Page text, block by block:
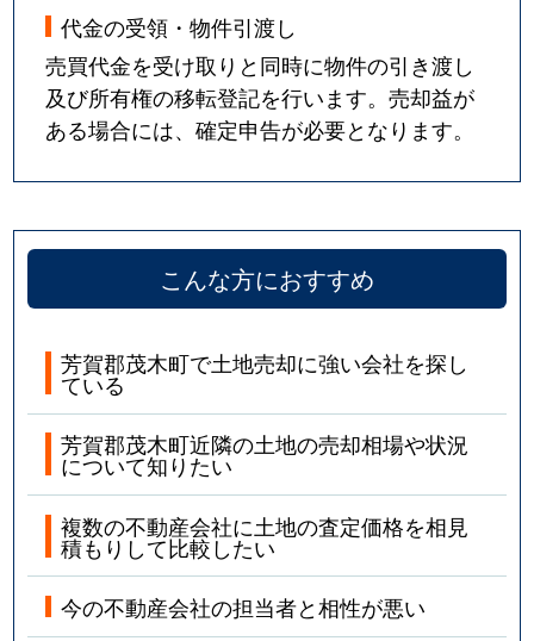
代金の受領・物件引渡し
売買代金を受け取りと同時に物件の引き渡し
及び所有権の移転登記を行います。売却益が
ある場合には、確定申告が必要となります。
こんな方におすすめ
芳賀郡茂木町で土地売却に強い会社を探し
ている
芳賀郡茂木町近隣の土地の売却相場や状況
について知りたい
複数の不動産会社に土地の査定価格を相見
積もりして比較したい
今の不動産会社の担当者と相性が悪い